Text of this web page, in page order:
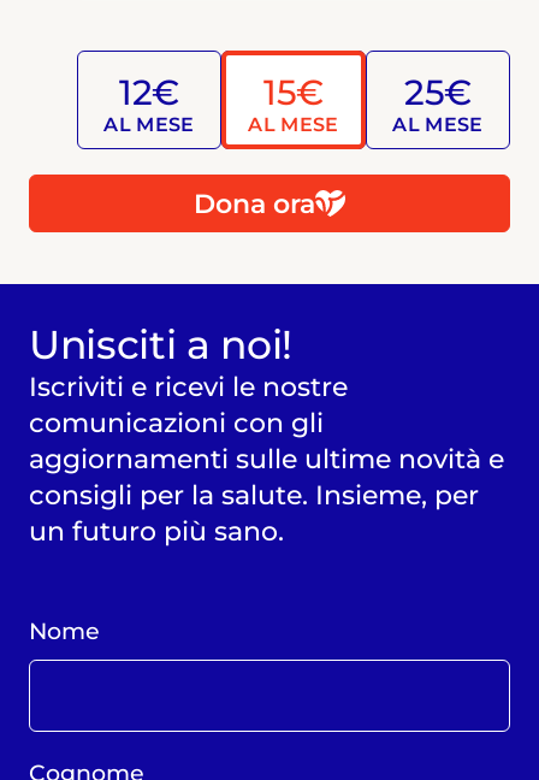
12€
AL MESE
15€
AL MESE
25€
AL MESE
Dona ora
Unisciti a noi!
Iscriviti e ricevi le nostre
comunicazioni con gli
aggiornamenti sulle ultime novità e
consigli per la salute. Insieme, per
un futuro più sano.
Nome
Cognome